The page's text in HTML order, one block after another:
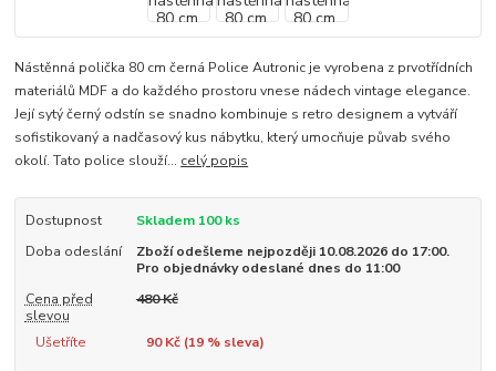
Nástěnná polička 80 cm černá Police Autronic je vyrobena z prvotřídních
materiálů MDF a do každého prostoru vnese nádech vintage elegance.
Její sytý černý odstín se snadno kombinuje s retro designem a vytváří
sofistikovaný a nadčasový kus nábytku, který umocňuje půvab svého
okolí. Tato police slouží... celý popis
Dostupnost
Skladem 100 ks
Doba odeslání
Zboží odešleme nejpozději 10.08.2026 do 17:00.
Pro objednávky odeslané dnes do 11:00
Cena před
slevou
480 Kč
Ušetříte 90 Kč (19% sleva)